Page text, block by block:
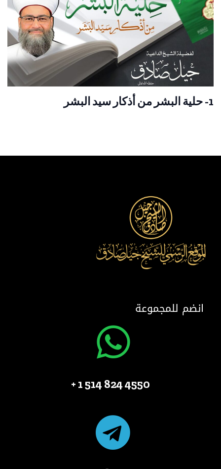
1- حلية البشر من أذكار سيد البشر
انضم للمجموعة
4550 824 514 1 +